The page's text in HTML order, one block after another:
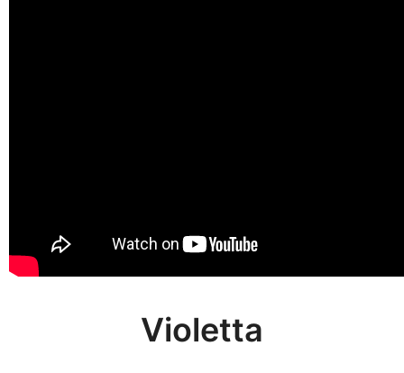
Violetta